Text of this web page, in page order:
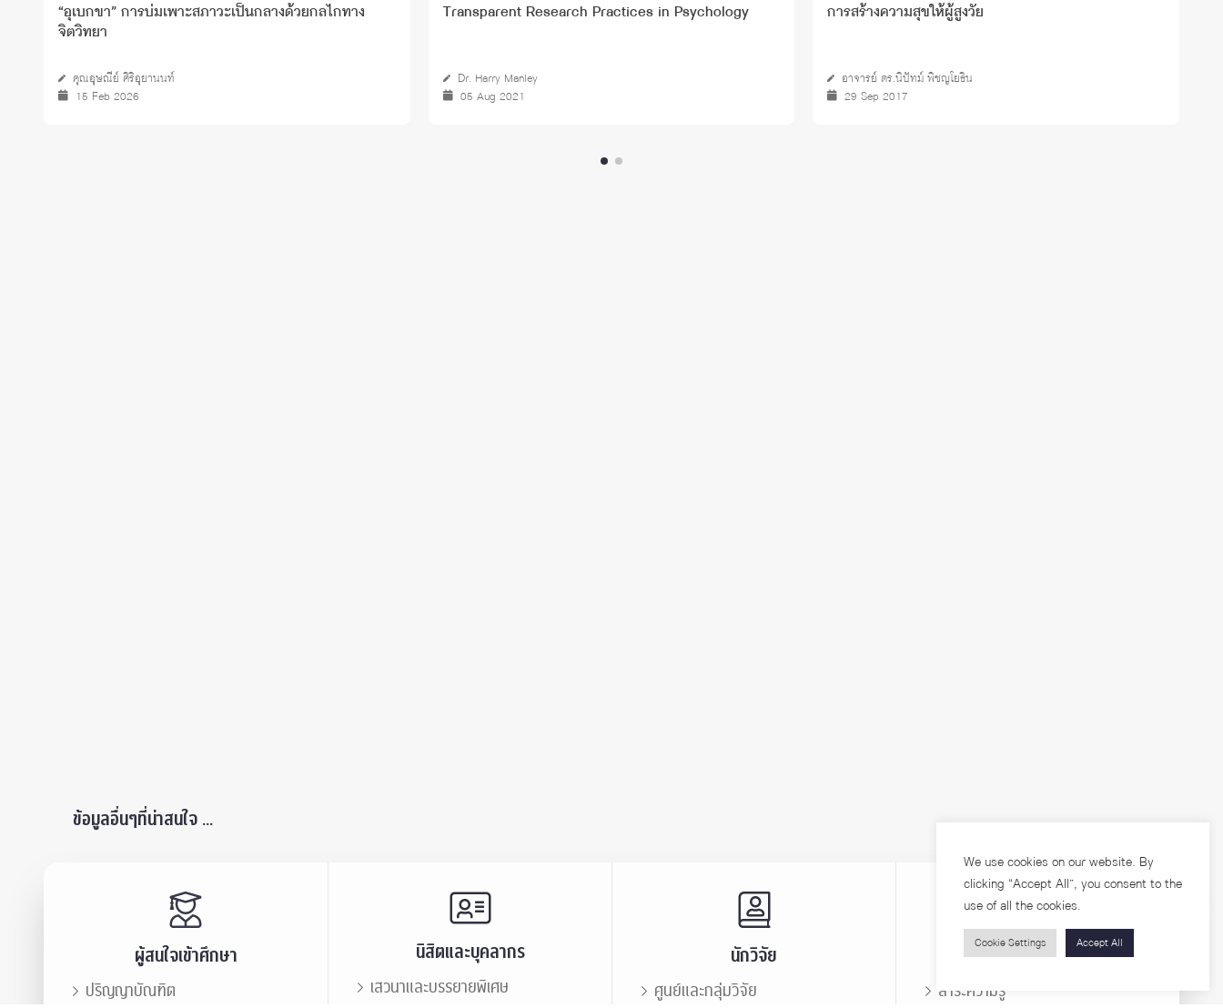
“อุเบกขา” การบ่มเพาะสภาวะเป็นกลางด้วยกลไกทาง
จิตวิทยา
คุณอุษณีย์ ศิริอุยานนท์
15 Feb 2026
Transparent Research Practices in Psychology
Dr. Harry Manley
05 Aug 2021
การสร้างความสุขให้ผู้สูงวัย
อาจารย์ ดร.นิปัทม์ พิชญโยธิน
29 Sep 2017
ข้อมูลอื่นๆที่น่าสนใจ ...
ผู้สนใจเข้าศึกษา
ปริญญาบัณฑิต
นิสิตและบุคลากร
เสวนาและบรรยายพิเศษ
นักวิจัย
ศูนย์และกลุ่มวิจัย
บุคคลทั่วไป
สาระความรู้
We use cookies on our website. By
clicking “Accept All”, you consent to the
use of all the cookies.
Cookie Settings Accept All